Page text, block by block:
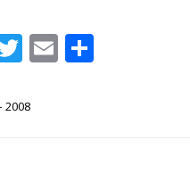
T
it
E
2008